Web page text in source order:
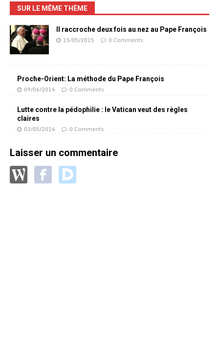
SUR LE MÊME THÈME
Il raccroche deux fois au nez au Pape François
15/05/2015 0 Comments
Proche-Orient: La méthode du Pape François
09/06/2014 0 Comments
Lutte contre la pédophilie : le Vatican veut des règles
claires
03/05/2014 0 Comments
Laisser un commentaire